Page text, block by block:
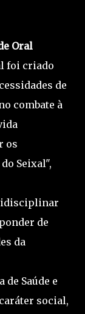
Oral
foi criado
de
combate à
os
Seixal",
de
da
de Saúde e
social,